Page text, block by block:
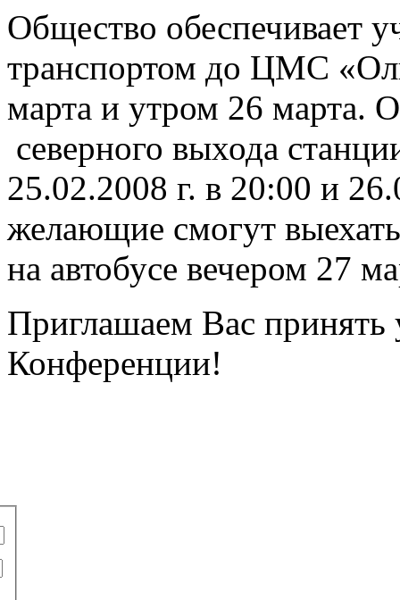
Общество обеспечивает
транспортом до ЦМС
марта и утром 26 марта.
северного выхода
25.02.2008 г. в 20:00 и
желающие смогут
на автобусе вечером 27
Приглашаем Вас принять
Конференции!